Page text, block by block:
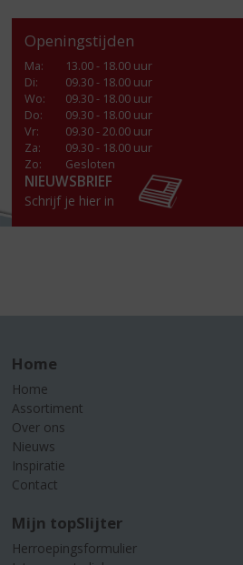
Openingstijden
Ma:
13.00 - 18.00 uur
Di:
09.30 - 18.00 uur
Wo:
09.30 - 18.00 uur
Do:
09.30 - 18.00 uur
Vr:
09.30 - 20.00 uur
Za:
09.30 - 18.00 uur
Zo:
Gesloten
NIEUWSBRIEF
Schrijf je hier in
Home
Home
Assortiment
Over ons
Nieuws
Inspiratie
Contact
Mijn topSlijter
Herroepingsformulier